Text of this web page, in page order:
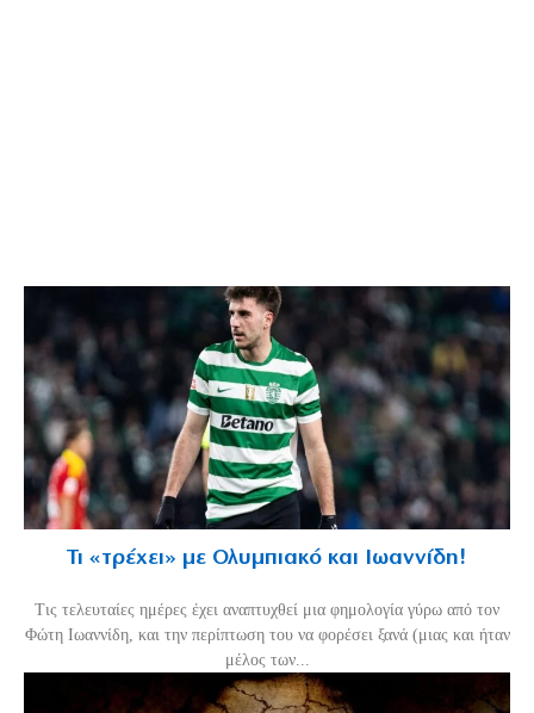
Τι «τρέχει» με Ολυμπιακό και Ιωαννίδη!
Τις τελευταίες ημέρες έχει αναπτυχθεί μια φημολογία γύρω από τον
Φώτη Ιωαννίδη, και την περίπτωση του να φορέσει ξανά (μιας και ήταν
μέλος των...